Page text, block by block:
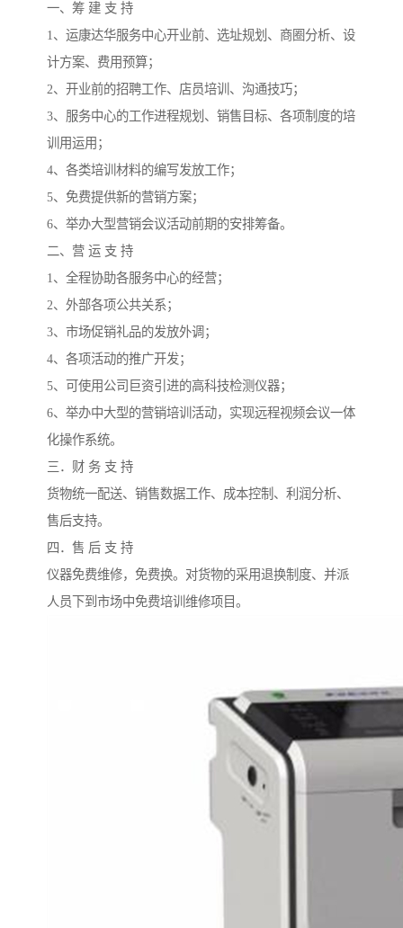
一、筹 建 支 持
1、运康达华服务中心开业前、选址规划、商圈分析、设
计方案、费用预算；
2、开业前的招聘工作、店员培训、沟通技巧；
3、服务中心的工作进程规划、销售目标、各项制度的培
训用运用；
4、各类培训材料的编写发放工作；
5、免费提供新的营销方案；
6、举办大型营销会议活动前期的安排筹备。
二、营 运 支 持
1、全程协助各服务中心的经营；
2、外部各项公共关系；
3、市场促销礼品的发放外调；
4、各项活动的推广开发；
5、可使用公司巨资引进的高科技检测仪器；
6、举办中大型的营销培训活动，实现远程视频会议一体
化操作系统。
三．财 务 支 持
货物统一配送、销售数据工作、成本控制、利润分析、
售后支持。
四．售 后 支 持
仪器免费维修，免费换。对货物的采用退换制度、并派
人员下到市场中免费培训维修项目。